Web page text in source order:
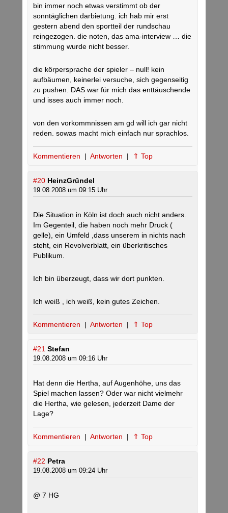
bin immer noch etwas verstimmt ob der
sonntäglichen darbietung. ich hab mir erst
gestern abend den sportteil der rundschau
reingezogen. die noten, das ama-interview … die
stimmung wurde nicht besser.
die körpersprache der spieler – null! kein
aufbäumen, keinerlei versuche, sich gegenseitig
zu pushen. DAS war für mich das enttäuschende
und isses auch immer noch.
von den vorkommnissen am gd will ich gar nicht
reden. sowas macht mich einfach nur sprachlos.
Kommentieren | Antworten | ⇑ Top
#20 HeinzGründel
19.08.2008 um 09:15 Uhr
Die Situation in Köln ist doch auch nicht anders.
Im Gegenteil, die haben noch mehr Druck (
gelle), ein Umfeld ,dass unserem in nichts nach
steht, ein Revolverblatt, ein überkritisches
Publikum.
Ich bin überzeugt, dass wir dort punkten.
Ich weiß , ich weiß, kein gutes Zeichen.
Kommentieren | Antworten | ⇑ Top
#21 Stefan
19.08.2008 um 09:16 Uhr
Hat denn die Hertha, auf Augenhöhe, uns das
Spiel machen lassen? Oder war nicht vielmehr
die Hertha, wie gelesen, jederzeit Dame der
Lage?
Kommentieren | Antworten | ⇑ Top
#22 Petra
19.08.2008 um 09:24 Uhr
@ 7 HG